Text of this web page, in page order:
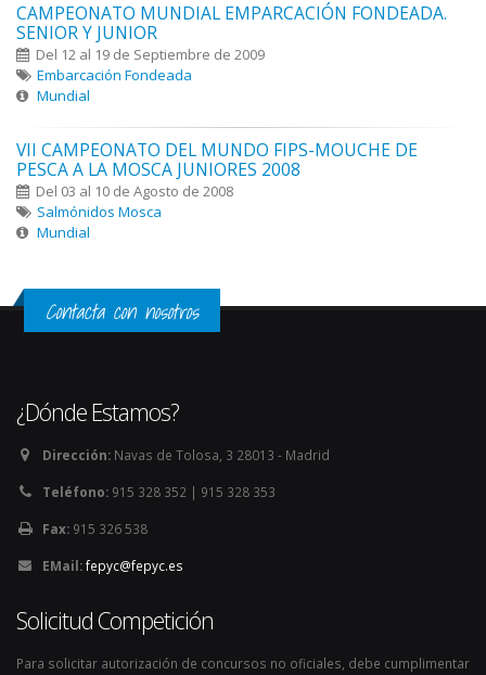
CAMPEONATO MUNDIAL EMPARCACIÓN FONDEADA.
SENIOR Y JUNIOR
Del 12 al 19 de Septiembre de 2009
Embarcación Fondeada
Mundial
VII CAMPEONATO DEL MUNDO FIPS-MOUCHE DE
PESCA A LA MOSCA JUNIORES 2008
Del 03 al 10 de Agosto de 2008
Salmónidos Mosca
Mundial
Contacta con nosotros
¿Dónde Estamos?
Dirección: Navas de Tolosa, 3 28013 - Madrid
Teléfono: 915 328 352 | 915 328 353
Fax: 915 326 538
EMail:fepyc@fepyc.es
Solicitud Competición
Para solicitar autorización de concursos no oficiales, debe cumplimentar